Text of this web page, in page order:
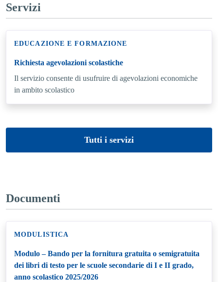
Servizi
EDUCAZIONE E FORMAZIONE
Richiesta agevolazioni scolastiche
Il servizio consente di usufruire di agevolazioni economiche
in ambito scolastico
Tutti i servizi
Documenti
MODULISTICA
Modulo – Bando per la fornitura gratuita o semigratuita
dei libri di testo per le scuole secondarie di I e II grado,
anno scolastico 2025/2026